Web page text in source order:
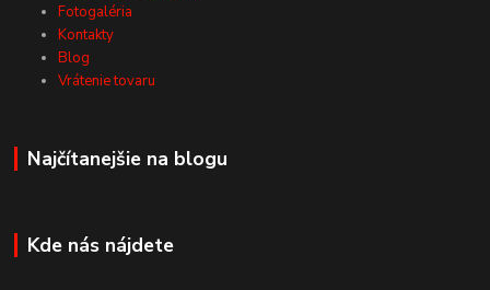
Fotogaléria
Kontakty
Blog
Vrátenie tovaru
Najčítanejšie na blogu
Kde nás nájdete